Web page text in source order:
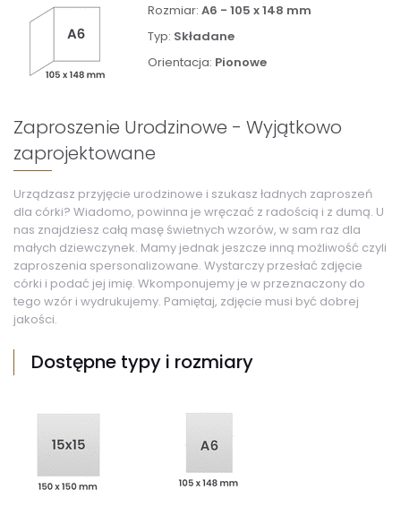
Rozmiar: A6 - 105 x 148 mm
Typ: Składane
Orientacja: Pionowe
Zaproszenie Urodzinowe - Wyjątkowo
zaprojektowane
Urządzasz przyjęcie urodzinowe i szukasz ładnych zaproszeń
dla córki? Wiadomo, powinna je wręczać z radością i z dumą. U
nas znajdziesz całą masę świetnych wzorów, w sam raz dla
małych dziewczynek. Mamy jednak jeszcze inną możliwość czyli
zaproszenia spersonalizowane. Wystarczy przesłać zdjęcie
córki i podać jej imię. Wkomponujemy je w przeznaczony do
tego wzór i wydrukujemy. Pamiętaj, zdjęcie musi być dobrej
jakości.
Dostępne typy i rozmiary